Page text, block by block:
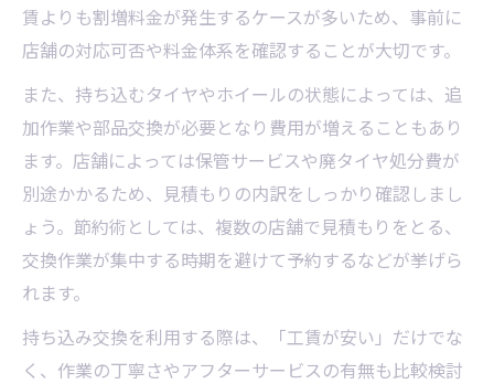
賃よりも割増料金が発生するケースが多いため、事前に
店舗の対応可否や料金体系を確認することが大切です。
また、持ち込むタイヤやホイールの状態によっては、追
加作業や部品交換が必要となり費用が増えることもあり
ます。店舗によっては保管サービスや廃タイヤ処分費が
別途かかるため、見積もりの内訳をしっかり確認しまし
ょう。節約術としては、複数の店舗で見積もりをとる、
交換作業が集中する時期を避けて予約するなどが挙げら
れます。
持ち込み交換を利用する際は、「工賃が安い」だけでな
く、作業の丁寧さやアフターサービスの有無も比較検討